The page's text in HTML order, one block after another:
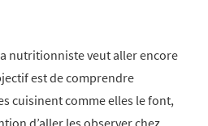
nutritionniste veut aller encore
est de comprendre
cuisinent comme elles le font,